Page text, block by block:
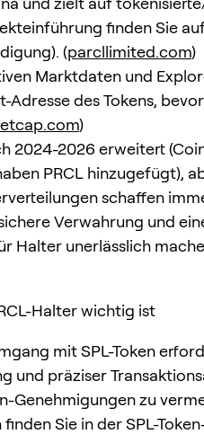
finden Sie
(parcllimited.com)
Marktdaten und
des Tokens,
)
2024-2026 erweitert
PRCL hinzugefügt),
schaffen
Verwahrung und
Halter unerlässlich
Halter wichtig ist
mit SPL-Token
und präziser
Genehmigungen zu
Sie in der SPL-